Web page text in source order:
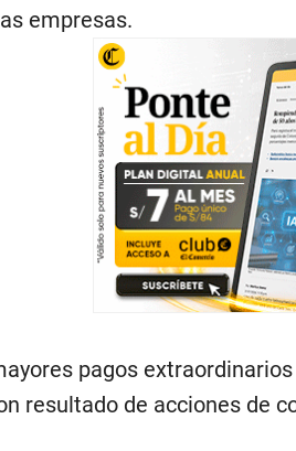
empresas.
pagos
resultado de acciones de